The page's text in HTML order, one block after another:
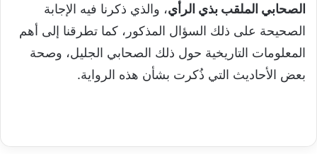
الصحابي الملقب بذي الرأي، والذي ذكرنا فيه الإجابة
الصحيحة على ذلك السؤال المذكور، كما تطرقنا إلى أهم
المعلومات التاريخية حول ذلك الصحابي الجليل، وصحة
بعض الأحاديث التي ذُكرت بشأن هذه الرواية.